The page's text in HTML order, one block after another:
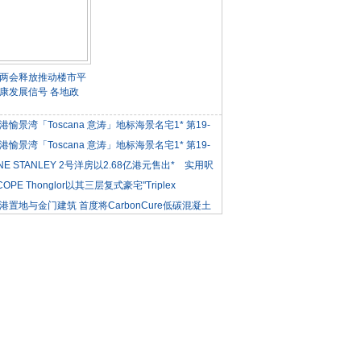
会释放推动楼市平
发展信号 各地政
愉景湾「Toscana 意涛」地标海景名宅1* 第19-
愉景湾「Toscana 意涛」地标海景名宅1* 第19-
STANLEY 2号洋房以2.68亿港元售出* 实用呎
Thonglor以其三层复式豪宅"Triplex
置地与金门建筑 首度将CarbonCure低碳混凝土